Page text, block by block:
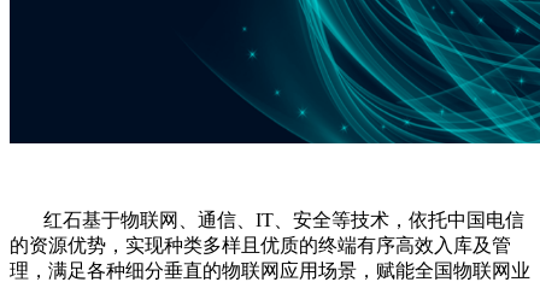
红石基于物联网、通信、IT、安全等技术，依托中国电信
的资源优势，实现种类多样且优质的终端有序高效入库及管
理，满足各种细分垂直的物联网应用场景，赋能全国物联网业